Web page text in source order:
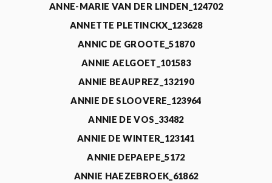
ANNE-MARIE VAN DER LINDEN_124702
ANNETTE PLETINCKX_123628
ANNIC DE GROOTE_51870
ANNIE AELGOET_101583
ANNIE BEAUPREZ_132190
ANNIE DE SLOOVERE_123964
ANNIE DE VOS_33482
ANNIE DE WINTER_123141
ANNIE DEPAEPE_5172
ANNIE HAEZEBROEK_61862